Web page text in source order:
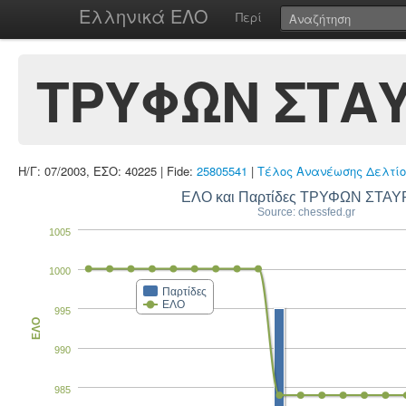
Ελληνικά ΕΛΟ Περί
ΤΡΥΦΩΝ
Η/Γ: 07/2003, ΕΣΟ: 40225 | Fide: 25805541 | Τέλος Ανανέωσης
ΕΛΟ και Παρτίδες ΤΡΥΦΩΝ
Source: chessfed.gr
Παρτίδες
ΕΛΟ
985
990
995
1000
1005
ΕΛΟ